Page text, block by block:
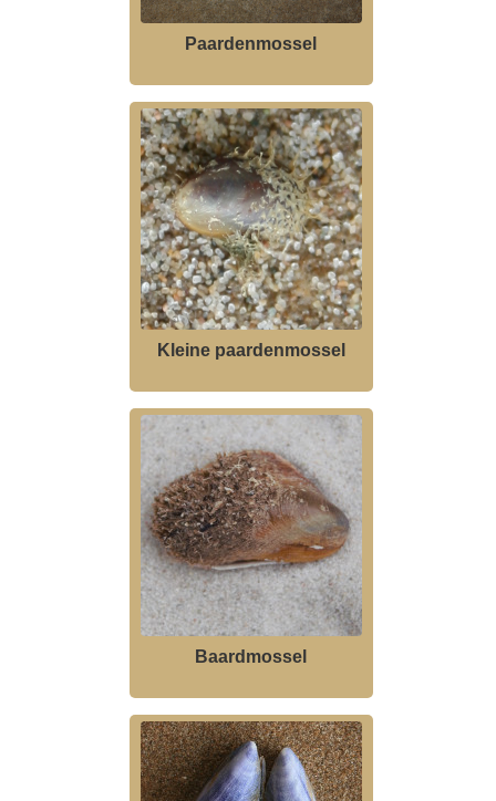
Paardenmossel
Kleine paardenmossel
Baardmossel